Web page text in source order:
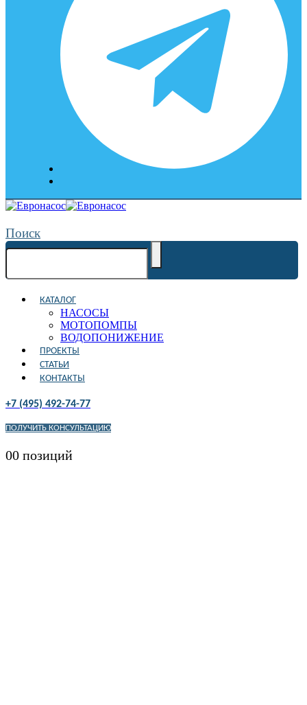
Поиск
КАТАЛОГ
НАСОСЫ
МОТОПОМПЫ
ВОДОПОНИЖЕНИЕ
ПРОЕКТЫ
СТАТЬИ
КОНТАКТЫ
+7 (495) 492-74-77
ПОЛУЧИТЬ КОНСУЛЬТАЦИЮ
00 позиций